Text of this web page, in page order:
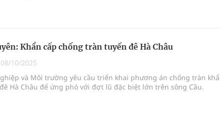
Khẩn cấp chống tràn tuyến đê Hà Châu
08/10/2025
và Môi trường yêu cầu triển khai phương án chống tràn
Hà Châu để ứng phó với đợt lũ đặc biệt lớn trên sông Cầu.